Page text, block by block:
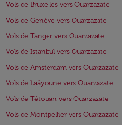
Vols de Bruxelles vers Ouarzazate
Vols de Genève vers Ouarzazate
Vols de Tanger vers Ouarzazate
Vols de Istanbul vers Ouarzazate
Vols de Amsterdam vers Ouarzazate
Vols de Laâyoune vers Ouarzazate
Vols de Tétouan vers Ouarzazate
Vols de Montpellier vers Ouarzazate